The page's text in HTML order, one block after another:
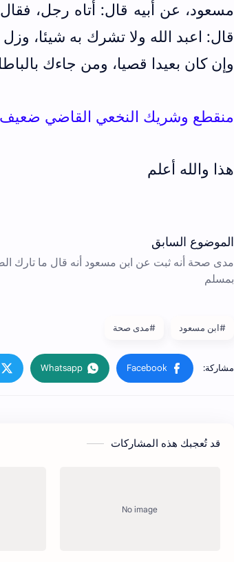
مسعود، عن أبيه قال: أتاه رجل،
قال: اعبد الله ولا تشرك به شيئا،
وإن كان بعيدا قصيا، ومن جاءك
منقطع وشريك النخعي القاضي ضعيف
هذا والله أعلم
#ابن مسعود #مدى صحة
قد تُعجبك هذه المشاركات